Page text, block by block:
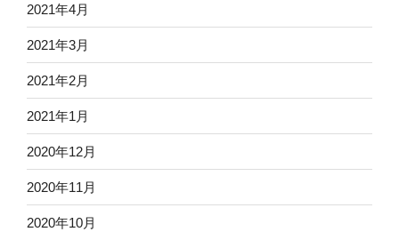
2021年4月
2021年3月
2021年2月
2021年1月
2020年12月
2020年11月
2020年10月